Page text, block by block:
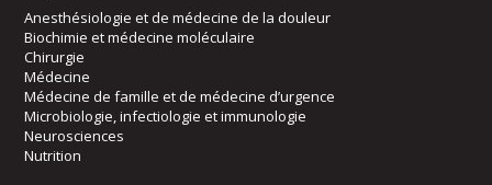
Anesthésiologie et de médecine de la douleur
Biochimie et médecine moléculaire
Chirurgie
Médecine
Médecine de famille et de médecine d’urgence
Microbiologie, infectiologie et immunologie
Neurosciences
Nutrition